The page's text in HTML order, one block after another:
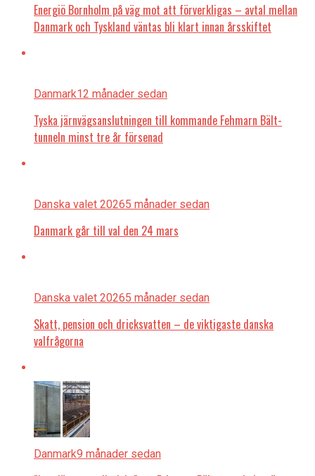
Energiö Bornholm på väg mot att förverkligas – avtal mellan
Danmark och Tyskland väntas bli klart innan årsskiftet
Danmark12 månader sedan
Tyska järnvägsanslutningen till kommande Fehmarn Bält-
tunneln minst tre år försenad
Danska valet 20265 månader sedan
Danmark går till val den 24 mars
Danska valet 20265 månader sedan
Skatt, pension och dricksvatten – de viktigaste danska
valfrågorna
Danmark9 månader sedan